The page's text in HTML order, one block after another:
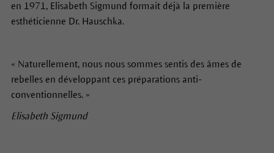
en 1971, Elisabeth Sigmund formait déjà la première
esthéticienne Dr. Hauschka.
« Naturellement, nous nous sommes sentis des âmes de
rebelles en développant ces préparations anti-
conventionnelles. »
Elisabeth Sigmund